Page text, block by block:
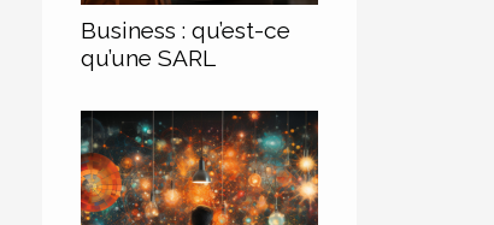
Business : qu’est-ce
qu’une SARL